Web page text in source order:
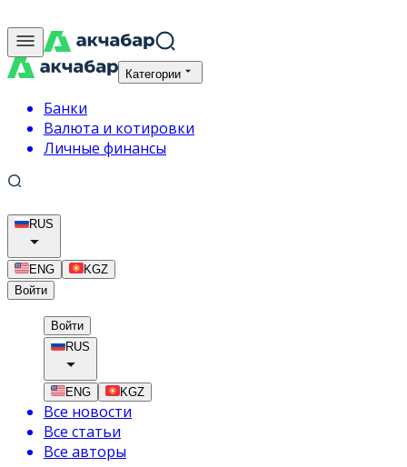
Категории
Банки
Валюта и котировки
Личные финансы
RUS
ENG
KGZ
Войти
Войти
RUS
ENG KGZ
Все новости
Все статьи
Все авторы